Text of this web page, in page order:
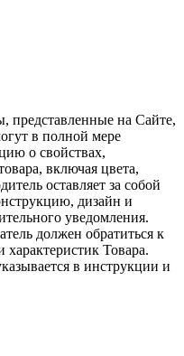
представленные на Сайте,
в полной мере
о свойствах,
включая цвета,
оставляет за собой
дизайн и
уведомления.
должен обратиться к
Товара.
в инструкции и